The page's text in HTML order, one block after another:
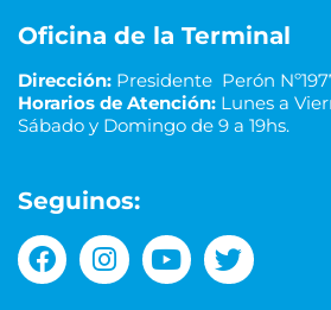
Oficina de la Terminal
Dirección: Presidente Perón
Horarios de Atención: Lunes a
Sábado y Domingo de 9 a 19hs.
Seguinos: